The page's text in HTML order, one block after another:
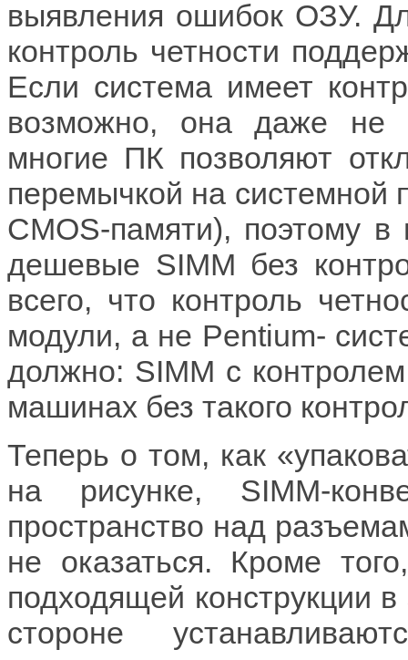
выявления ошибок ОЗУ.
контроль четности
Если система имеет
возможно, она даже не
многие ПК позволяют
перемычкой на системной
CMOS-памяти), поэтому
дешевые SIMM без
всего, что контроль
модули, а не Pentium-
должно: SIMM с
машинах без такого
Теперь о том, как
на рисунке, SIMM-
пространство над
не оказаться. Кроме
подходящей конструкции
стороне